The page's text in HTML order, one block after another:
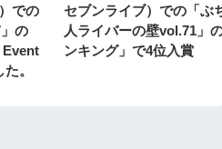
での
の
Event
。
セブンライブ）での「ぶ
人ライバーの壁vol.71」
ンキング」で4位入賞